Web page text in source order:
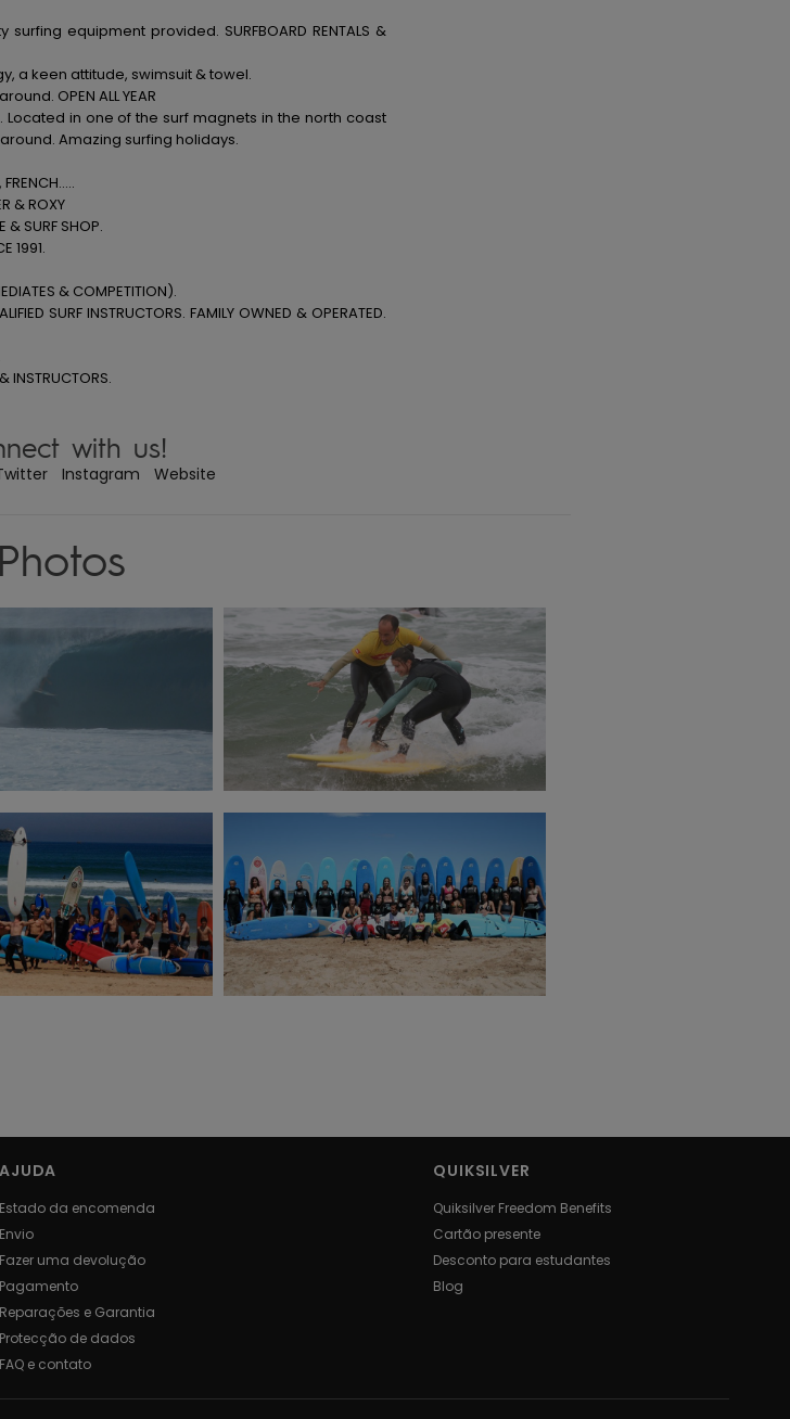
surfing equipment provided. SURFBOARD RENTALS &
a keen attitude, swimsuit & towel.
OPEN ALL YEAR
Located in one of the surf magnets in the north coast
Amazing surfing holidays.
FRENCH…..
& ROXY
& SURF SHOP.
1991.
& COMPETITION).
SURF INSTRUCTORS. FAMILY OWNED & OPERATED.
INSTRUCTORS.
with us!
Instagram Website
Photos
AJUDA
Estado da encomenda
Envio
Fazer uma devolução
Pagamento
Reparações e Garantia
Protecção de dados
FAQ e contato
QUIKSILVER
Quiksilver Freedom Benefits
Cartão presente
Desconto para estudantes
Blog